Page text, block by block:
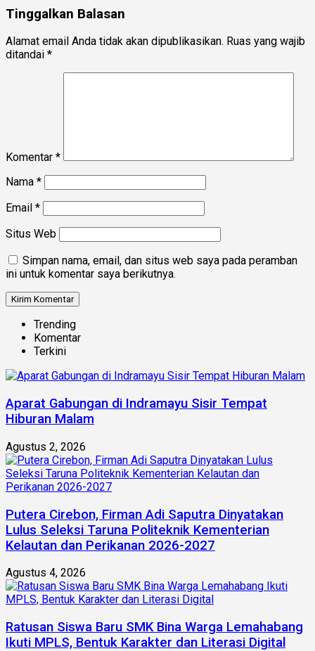
Tinggalkan Balasan
Alamat email Anda tidak akan dipublikasikan. Ruas yang wajib
ditandai *
Komentar *
Nama *
Email *
Situs Web
Simpan nama, email, dan situs web saya pada peramban
ini untuk komentar saya berikutnya.
Trending
Komentar
Terkini
Aparat Gabungan di Indramayu Sisir Tempat
Hiburan Malam
Agustus 2, 2026
Putera Cirebon, Firman Adi Saputra Dinyatakan
Lulus Seleksi Taruna Politeknik Kementerian
Kelautan dan Perikanan 2026-2027
Agustus 4, 2026
Ratusan Siswa Baru SMK Bina Warga Lemahabang
Ikuti MPLS, Bentuk Karakter dan Literasi Digital